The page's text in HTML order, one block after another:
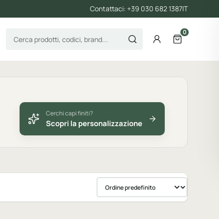
Contattaci: +39 030 682 1387IT
Cerca prodotti AccountApri il
0
Cerchi capi finiti?
Scopri la personalizzazione
Ordina prodotti